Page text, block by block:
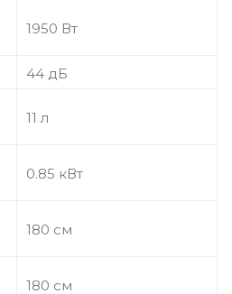
1950 Вт
44 дБ
11 л
0.85 кВт
180 см
180 см